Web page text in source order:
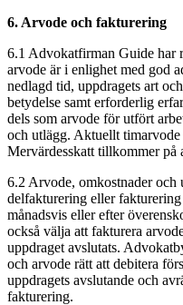
6. Arvode och fakturering
6.1 Advokatfirman Guide har
arvode är i enlighet med god
nedlagd tid, uppdragets art
betydelse samt erforderlig
dels som arvode för utfört
och utlägg. Aktuellt
Mervärdesskatt tillkommer på
6.2 Arvode, omkostnader och
delfakturering eller
månadsvis eller efter
också välja att fakturera
uppdraget avslutats.
och arvode rätt att debitera
uppdragets avslutande och
fakturering.